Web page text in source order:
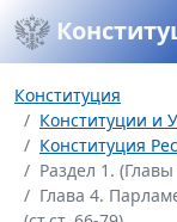
Конституция
Конституции и
Конституция
Раздел 1.
Глава 4.